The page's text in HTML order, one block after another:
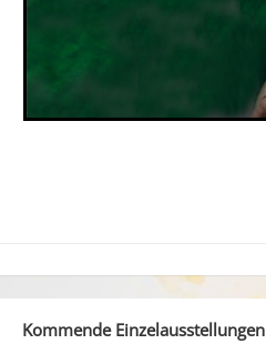
Kommende Einzelausstellungen